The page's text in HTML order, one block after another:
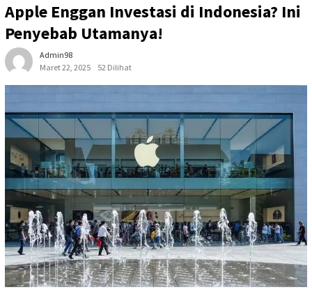
Apple Enggan Investasi di Indonesia? Ini
Penyebab Utamanya!
Admin98
Maret 22, 2025
52 Dilihat